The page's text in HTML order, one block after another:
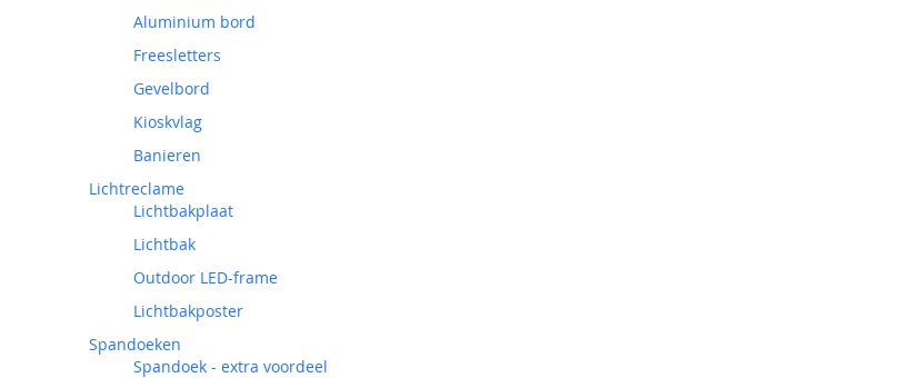
Aluminium bord
Freesletters
Gevelbord
Kioskvlag
Banieren
Lichtreclame
Lichtbakplaat
Lichtbak
Outdoor LED-frame
Lichtbakposter
Spandoeken
Spandoek - extra voordeel